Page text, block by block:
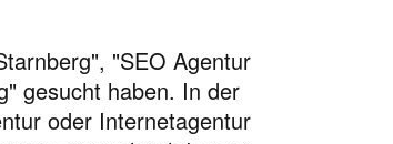
"SEO Agentur
gesucht haben. In der
oder Internetagentur